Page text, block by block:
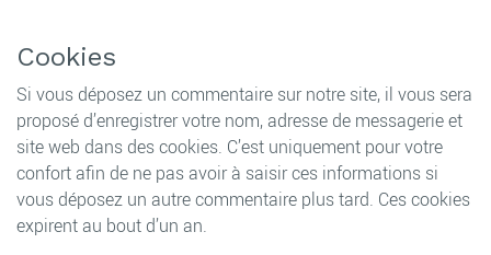
Cookies
Si vous déposez un commentaire sur notre site, il vous sera
proposé d’enregistrer votre nom, adresse de messagerie et
site web dans des cookies. C’est uniquement pour votre
confort afin de ne pas avoir à saisir ces informations si
vous déposez un autre commentaire plus tard. Ces cookies
expirent au bout d’un an.